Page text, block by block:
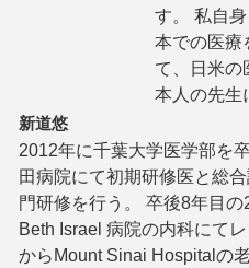
す。 私自
本での医療
て、日米の
本人の先生
新道悠
2012年に千葉大学医学部を
田病院にて初期研修医と総
門研修を行う。 卒後8年目
Beth Israel 病院の内科にて
からMount Sinai Hospitalの